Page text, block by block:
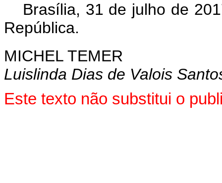
Brasília, 31 de julho de
República.
MICHEL TEMER
Luislinda Dias de Valois
Este texto não substitui o